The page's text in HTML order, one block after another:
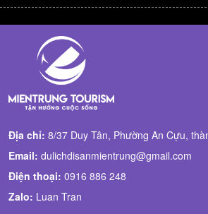
Địa chỉ: 8/37 Duy Tân, Phường An Cựu,
Email: dulichdisanmientrung@gmail.com
Điện thoại: 0916 886 248
Zalo: Luan Tran